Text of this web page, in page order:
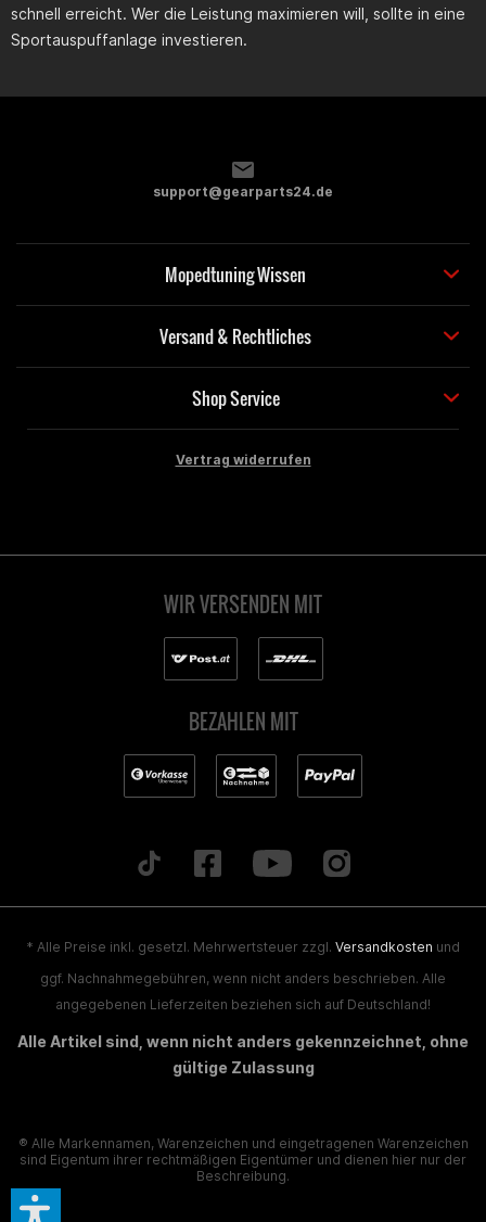
schnell erreicht. Wer die Leistung maximieren will, sollte in eine
Sportauspuffanlage investieren.
support@gearparts24.de
Mopedtuning Wissen
Versand & Rechtliches
Shop Service
Vertrag widerrufen
WIR VERSENDEN MIT
BEZAHLEN MIT
* Alle Preise inkl. gesetzl. Mehrwertsteuer zzgl. Versandkosten und
ggf. Nachnahmegebühren, wenn nicht anders beschrieben. Alle
angegebenen Lieferzeiten beziehen sich auf Deutschland!
Alle Artikel sind, wenn nicht anders gekennzeichnet, ohne
gültige Zulassung
® Alle Markennamen, Warenzeichen und eingetragenen Warenzeichen
sind Eigentum ihrer rechtmäßigen Eigentümer und dienen hier nur der
Beschreibung.